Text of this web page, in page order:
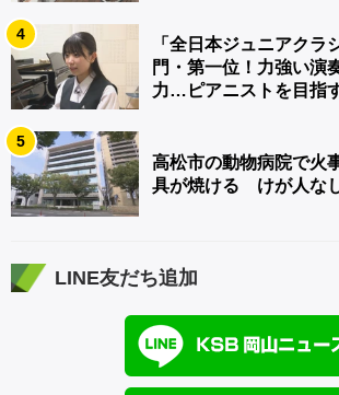
4
「全日本ジュニアクラ
門・第一位！力強い演
力…ピアニストを目指
5
高松市の動物病院で
具が焼ける けが人な
LINE友だち追加